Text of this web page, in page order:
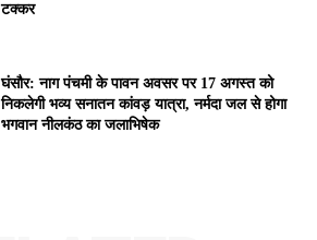
टक्कर
घंसौर: नाग पंचमी के पावन अवसर पर 17 अगस्त को
निकलेगी भव्य सनातन कांवड़ यात्रा, नर्मदा जल से होगा
भगवान नीलकंठ का जलाभिषेक